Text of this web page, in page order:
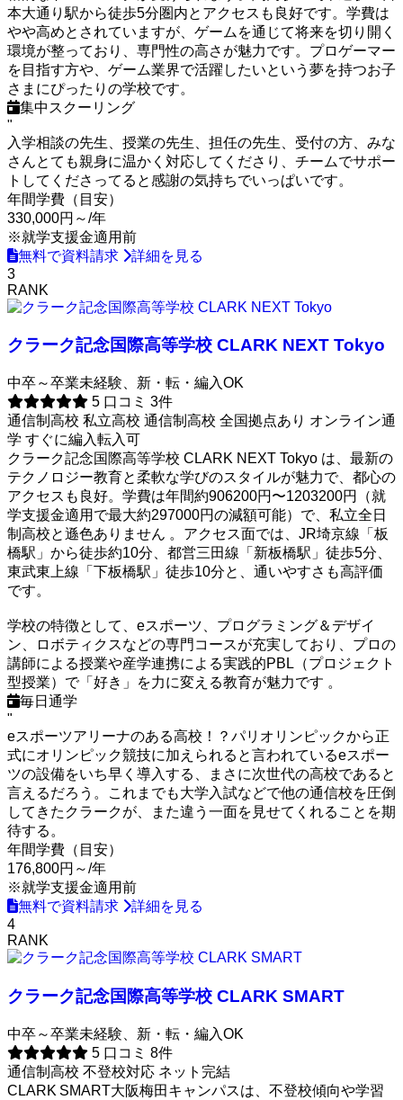
本大通り駅から徒歩5分圏内とアクセスも良好です。学費は
やや高めとされていますが、ゲームを通じて将来を切り開く
環境が整っており、専門性の高さが魅力です。プロゲーマー
を目指す方や、ゲーム業界で活躍したいという夢を持つお子
さまにぴったりの学校です。
集中スクーリング
"
入学相談の先生、授業の先生、担任の先生、受付の方、みな
さんとても親身に温かく対応してくださり、チームでサポー
トしてくださってると感謝の気持ちでいっぱいです。
年間学費（目安）
330,000円～/年
※就学支援金適用前
無料で資料請求
詳細を見る
3
RANK
クラーク記念国際高等学校 CLARK NEXT Tokyo
中卒～卒業未経験、新・転・編入OK
5 口コミ 3件
通信制高校 私立高校 通信制高校 全国拠点あり オンライン通
学 すぐに編入転入可
クラーク記念国際高等学校 CLARK NEXT Tokyo は、最新の
テクノロジー教育と柔軟な学びのスタイルが魅力で、都心の
アクセスも良好。学費は年間約906200円〜1203200円（就
学支援金適用で最大約297000円の減額可能）で、私立全日
制高校と遜色ありません 。アクセス面では、JR埼京線「板
橋駅」から徒歩約10分、都営三田線「新板橋駅」徒歩5分、
東武東上線「下板橋駅」徒歩10分と、通いやすさも高評価
です。
学校の特徴として、eスポーツ、プログラミング＆デザイ
ン、ロボティクスなどの専門コースが充実しており、プロの
講師による授業や産学連携による実践的PBL（プロジェクト
型授業）で「好き」を力に変える教育が魅力です 。
毎日通学
"
eスポーツアリーナのある高校！？パリオリンピックから正
式にオリンピック競技に加えられると言われているeスポー
ツの設備をいち早く導入する、まさに次世代の高校であると
言えるだろう。これまでも大学入試などで他の通信校を圧倒
してきたクラークが、また違う一面を見せてくれることを期
待する。
年間学費（目安）
176,800円～/年
※就学支援金適用前
無料で資料請求
詳細を見る
4
RANK
クラーク記念国際高等学校 CLARK SMART
中卒～卒業未経験、新・転・編入OK
5 口コミ 8件
通信制高校 不登校対応 ネット完結
CLARK SMART大阪梅田キャンパスは、不登校傾向や学習